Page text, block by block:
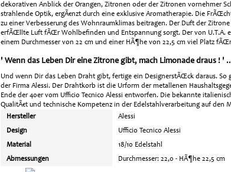
dekorativen Anblick der Orangen, Zitronen oder der Zitronen vornehmer
strahlende Optik, ergÃ€nzt durch eine exklusive Aromatherapie. Die
zu einer Verbesserung des Wohnraumklimas beitragen. Der Duft der
erfÃŒllte Luft fÃŒr Wohlbefinden und Entspannung sorgt. Der von U.T.A.
einem Durchmesser von 22 cm und einer HÃ¶he von 22,5 cm viel Platz
' Wenn das Leben Dir eine Zitrone gibt, mach Limonade draus ! '
Und wenn Dir das Leben Draht gibt, fertige ein DesignerstÃŒck daraus. So
der Firma Alessi. Der Drahtkorb ist die Urform der metallenen
Ende der 40er vom Ufficio Tecnico Alessi entworfen. Die bekannte
QualitÃ€t und technische Kompetenz in der Edelstahlverarbeitung auf den
Hersteller
Alessi
Design
Ufficio Tecnico Alessi
Material
18/10 Edelstahl
Abmessungen
Durchmesser: 22,0 - HÃ¶he 22,5 cm